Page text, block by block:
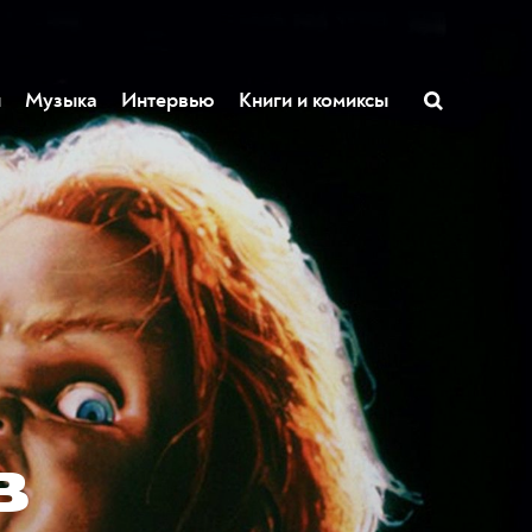
Музыка Интервью Книги и комиксы